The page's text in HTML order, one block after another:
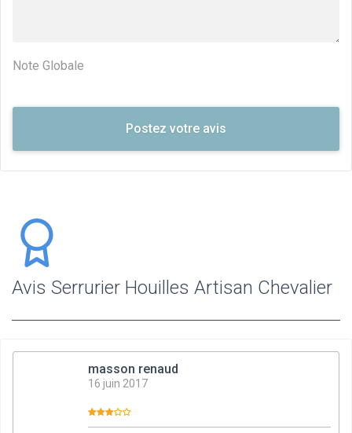
Note Globale
Avis Serrurier Houilles Artisan Chevalier
masson renaud
16 juin 2017